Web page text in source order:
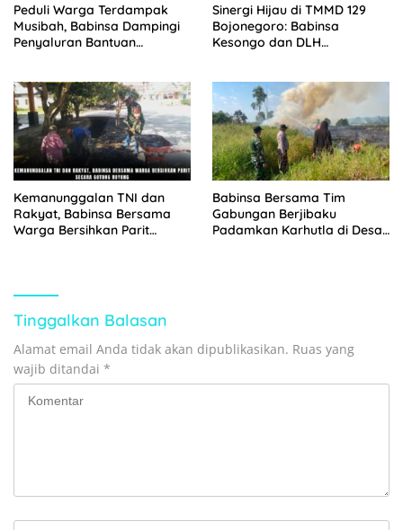
Peduli Warga Terdampak
Musibah, Babinsa Dampingi
Penyaluran Bantuan
Sinergi Hijau di TMMD 129
Bojonegoro: Babinsa
Kesongo dan DLH
Tanggul Sungai
Kemanunggalan TNI dan
Rakyat, Babinsa Bersama
Warga Bersihkan Parit
Babinsa Bersama Tim
Gabungan Berjibaku
Padamkan Karhutla di Desa
Tinggalkan Balasan
Alamat email Anda tidak akan dipublikasikan. Ruas yang
wajib ditandai *